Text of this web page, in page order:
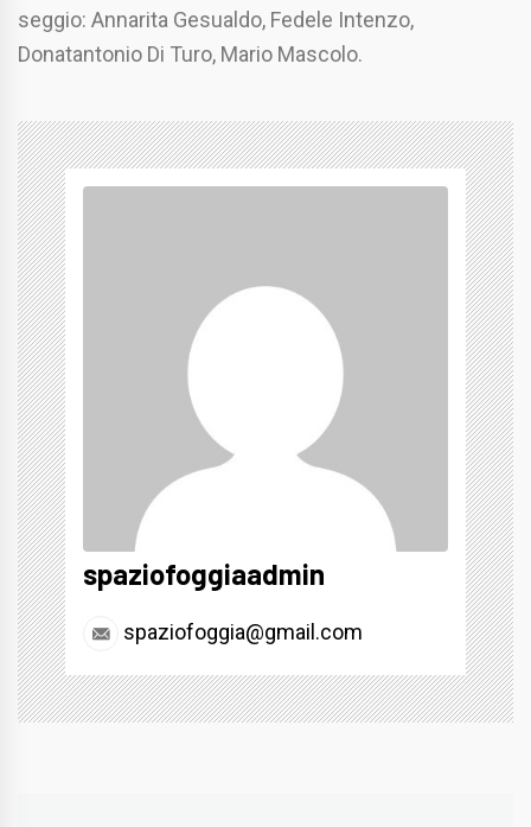
seggio: Annarita Gesualdo, Fedele Intenzo,
Donatantonio Di Turo, Mario Mascolo.
spaziofoggiaadmin
spaziofoggia@gmail.com